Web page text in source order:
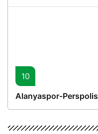
10
Alanyaspor-Perspolis